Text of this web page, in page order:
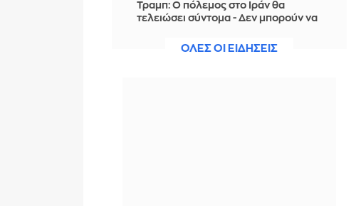
Τραμπ: Ο πόλεμος στο Ιράν θα
τελειώσει σύντομα - Δεν μπορούν να
IN 17 MINUTESΟΛΕΣ ΟΙ ΕΙΔΗΣΕΙΣ